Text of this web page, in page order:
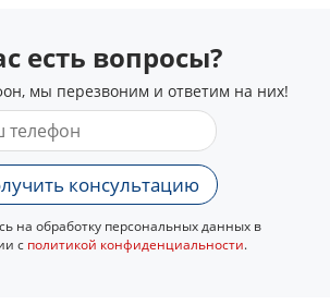
есть вопросы?
мы перезвоним и ответим на них!
консультацию
на обработку персональных данных в
с политикой конфиденциальности.